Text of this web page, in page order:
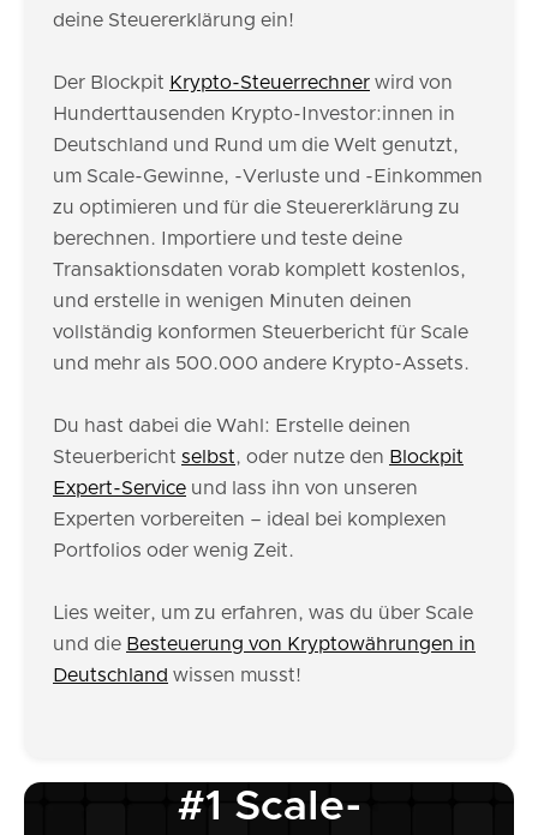
deine Steuererklärung ein!
Der Blockpit Krypto-Steuerrechner wird von
Hunderttausenden Krypto-Investor:innen in
Deutschland und Rund um die Welt genutzt,
um Scale-Gewinne, -Verluste und -Einkommen
zu optimieren und für die Steuererklärung zu
berechnen. Importiere und teste deine
Transaktionsdaten vorab komplett kostenlos,
und erstelle in wenigen Minuten deinen
vollständig konformen Steuerbericht für Scale
und mehr als 500.000 andere Krypto-Assets.
Du hast dabei die Wahl: Erstelle deinen
Steuerbericht selbst, oder nutze den Blockpit
Expert-Service und lass ihn von unseren
Experten vorbereiten – ideal bei komplexen
Portfolios oder wenig Zeit.
Lies weiter, um zu erfahren, was du über Scale
und die Besteuerung von Kryptowährungen in
Deutschland wissen musst!
#1 Scale-